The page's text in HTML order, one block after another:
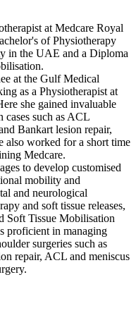
at Medcare Royal
of Physiotherapy
in the UAE and a Diploma
at the Gulf Medical
as a Physiotherapist at
she gained invaluable
cases such as ACL
Bankart lesion repair,
worked for a short time
Medcare.
to develop customised
mobility and
and neurological
and soft tissue releases,
Soft Tissue Mobilisation
proficient in managing
surgeries such as
repair, ACL and meniscus